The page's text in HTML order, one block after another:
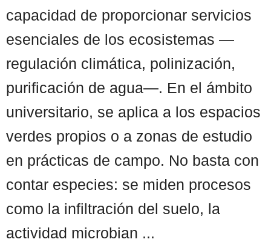
capacidad de proporcionar servicios
esenciales de los ecosistemas —
regulación climática, polinización,
purificación de agua—. En el ámbito
universitario, se aplica a los espacios
verdes propios o a zonas de estudio
en prácticas de campo. No basta con
contar especies: se miden procesos
como la infiltración del suelo, la
actividad microbian ...